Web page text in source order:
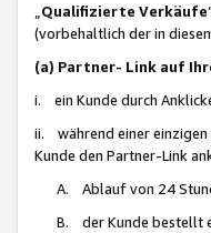
Qualifizierte Verkäufe
(vorbehaltlich der in
(a) Partner- Link auf
i. ein Kunde durch
ii. während einer einzigen
Kunde den Partner-Link
A. Ablauf von 24
B. der Kunde bestellt